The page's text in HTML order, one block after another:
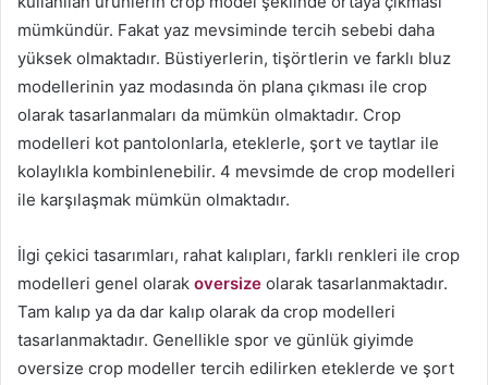
mümkündür. Fakat yaz mevsiminde tercih sebebi daha
yüksek olmaktadır. Büstiyerlerin, tişörtlerin ve farklı bluz
modellerinin yaz modasında ön plana çıkması ile crop
olarak tasarlanmaları da mümkün olmaktadır. Crop
modelleri kot pantolonlarla, eteklerle, şort ve taytlar ile
kolaylıkla kombinlenebilir. 4 mevsimde de crop modelleri
ile karşılaşmak mümkün olmaktadır.
İlgi çekici tasarımları, rahat kalıpları, farklı renkleri ile crop
modelleri genel olarak oversize olarak tasarlanmaktadır.
Tam kalıp ya da dar kalıp olarak da crop modelleri
tasarlanmaktadır. Genellikle spor ve günlük giyimde
oversize crop modeller tercih edilirken eteklerde ve şort